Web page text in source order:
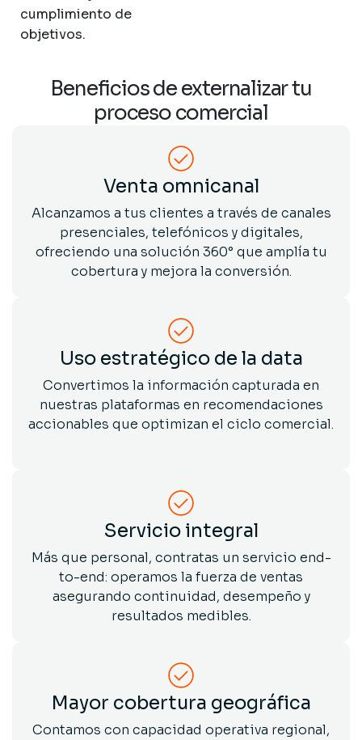
cumplimiento de
objetivos.
Beneficios de externalizar tu
proceso comercial
Venta omnicanal
Alcanzamos a tus clientes a través de canales
presenciales, telefónicos y digitales,
ofreciendo una solución 360° que amplía tu
cobertura y mejora la conversión.
Uso estratégico de la data
Convertimos la información capturada en
nuestras plataformas en recomendaciones
accionables que optimizan el ciclo comercial.
Servicio integral
Más que personal, contratas un servicio end-
to-end: operamos la fuerza de ventas
asegurando continuidad, desempeño y
resultados medibles.
Mayor cobertura geográfica
Contamos con capacidad operativa regional,